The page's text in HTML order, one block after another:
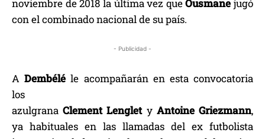
noviembre de 2018 la última vez queOusmane jugó
con el combinado nacional de su país.
- Publicidad -
ADembéléle acompañarán en esta convocatoria
los
azulgranaClementLenglet y AntoineGriezmann,
ya habituales en las llamadas del ex futbolista